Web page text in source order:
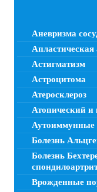
Аневризма
Апластическая
Астигматизм
Астроцитома
Атеросклероз
Атопический и
Аутоиммунные
Болезнь
Болезнь
Врожденные